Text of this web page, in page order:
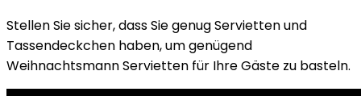
Stellen Sie sicher, dass Sie genug Servietten und
Tassendeckchen haben, um genügend
Weihnachtsmann Servietten für Ihre Gäste zu basteln.